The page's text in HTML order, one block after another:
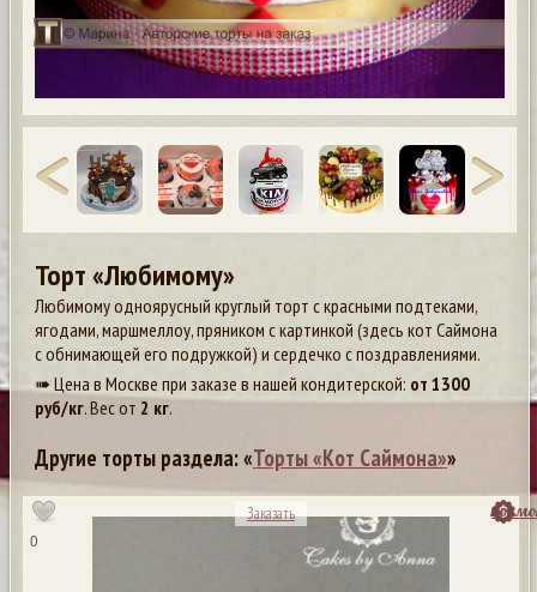
Торт «Любимому»
Любимому одноярусный круглый торт с красными подтеками,
ягодами, маршмеллоу, пряником с картинкой (здесь кот Саймона
с обнимающей его подружкой) и сердечко с поздравлениями.
➠ Цена в Москве при заказе в нашей кондитерской: от 1300
руб/кг. Вес от 2 кг.
Другие торты раздела: «Торты «Кот Саймона»»
0
Заказать